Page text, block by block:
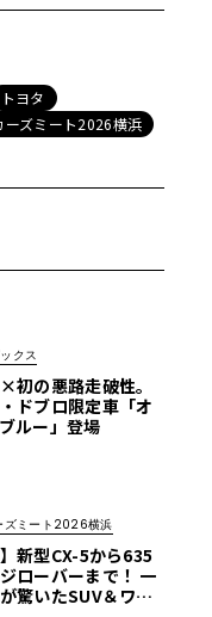
トヨタ
ーズミート2026横浜
クス
初の悪路走破性。
ドブロ限定車「オ
ルー」登場
ズミート2026横浜
】新型CX-5から635
ローバーまで！ 一
驚いたSUV＆ワゴ